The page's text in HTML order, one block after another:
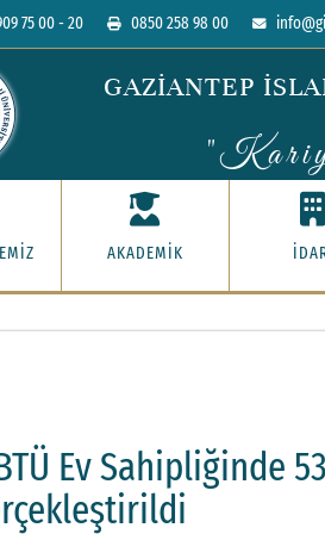
75 00 - 20 0850 258 98 00
GAZİANTEP
AKADEMİK
Ev Sahipliğinde